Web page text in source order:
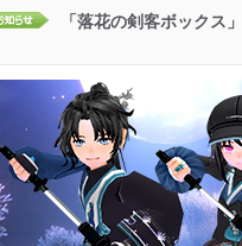
「落花の剣客ボックス